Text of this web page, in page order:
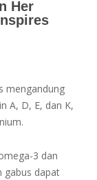
mengandung
A, D, E, dan K,
3 dan
gabus dapat